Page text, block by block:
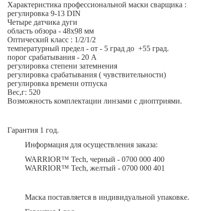
Характеристика профессиональной маски сварщика :
регулировка 9-13 DIN
Четыре датчика дуги
область обзора - 48х98 мм
Оптический класс : 1/2/1/2
температурный предел - от - 5 град до +55 град.
порог срабатывания - 20 А
регулировка степени затемнения
регулировка срабатывания ( чувствительности)
регулировка времени отпуска
Вес,г: 520
Возможность комплектации линзами с диоптриями.
Гарантия 1 год.
Информация для осуществления заказа:
WARRIOR™ Tech, черный - 0700 000 400
WARRIOR™ Tech, желтый - 0700 000 401
Маска поставляется в индивидуальной упаковке.